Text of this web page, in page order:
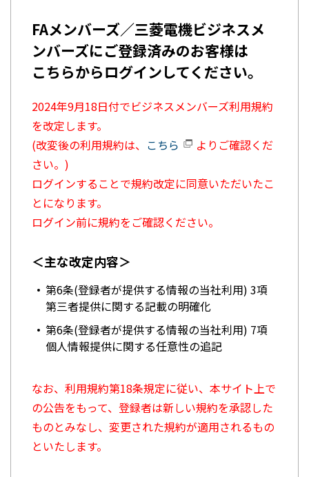
FAメンバーズ／三菱電機ビジネスメ
ンバーズにご登録済みのお客様は
こちらからログインしてください。
2024年9月18日付でビジネスメンバーズ利用規約
を改定します。
(改変後の利用規約は、 こちら
よりご確認くだ
さい。)
ログインすることで規約改定に同意いただいたこ
とになります。
ログイン前に規約をご確認ください。
＜主な改定内容＞
第6条(登録者が提供する情報の当社利用) 3項
第三者提供に関する記載の明確化
第6条(登録者が提供する情報の当社利用) 7項
個人情報提供に関する任意性の追記
なお、利用規約第18条規定に従い、本サイト上で
の公告をもって、登録者は新しい規約を承認した
ものとみなし、変更された規約が適用されるもの
といたします。